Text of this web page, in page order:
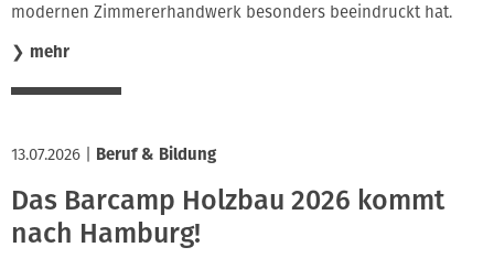
modernen Zimmererhandwerk besonders beeindruckt hat.
❯ mehr
13.07.2026 Beruf & Bildung
Das Barcamp Holzbau 2026 kommt
nach Hamburg!